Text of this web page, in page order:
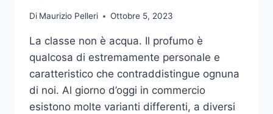
Di Maurizio Pelleri Ottobre 5, 2023
La classe non è acqua. Il profumo è
qualcosa di estremamente personale e
caratteristico che contraddistingue ognuna
di noi. Al giorno d’oggi in commercio
esistono molte varianti differenti, a diversi